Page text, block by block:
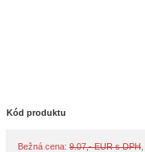
Kód produktu
Bežná cena: 9.07,- EUR s DPH